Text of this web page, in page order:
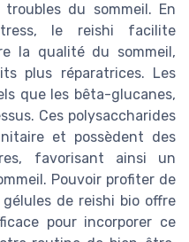
du sommeil. En
le reishi facilite
la qualité du sommeil,
plus réparatrices. Les
que les bêta-glucanes,
Ces polysaccharides
et possèdent des
favorisant ainsi un
Pouvoir profiter de
de reishi bio offre
pour incorporer ce